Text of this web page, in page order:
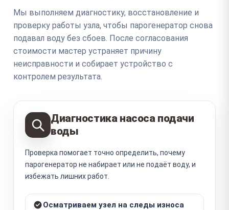
Мы выполняем диагностику, восстановление и
проверку работы узла, чтобы парогенератор снова
подавал воду без сбоев. После согласования
стоимости мастер устраняет причину
неисправности и собирает устройство с
контролем результата.
Диагностика насоса подачи
воды
Проверка помогает точно определить, почему
парогенератор не набирает или не подаёт воду, и
избежать лишних работ.
Осматриваем узел на следы износа